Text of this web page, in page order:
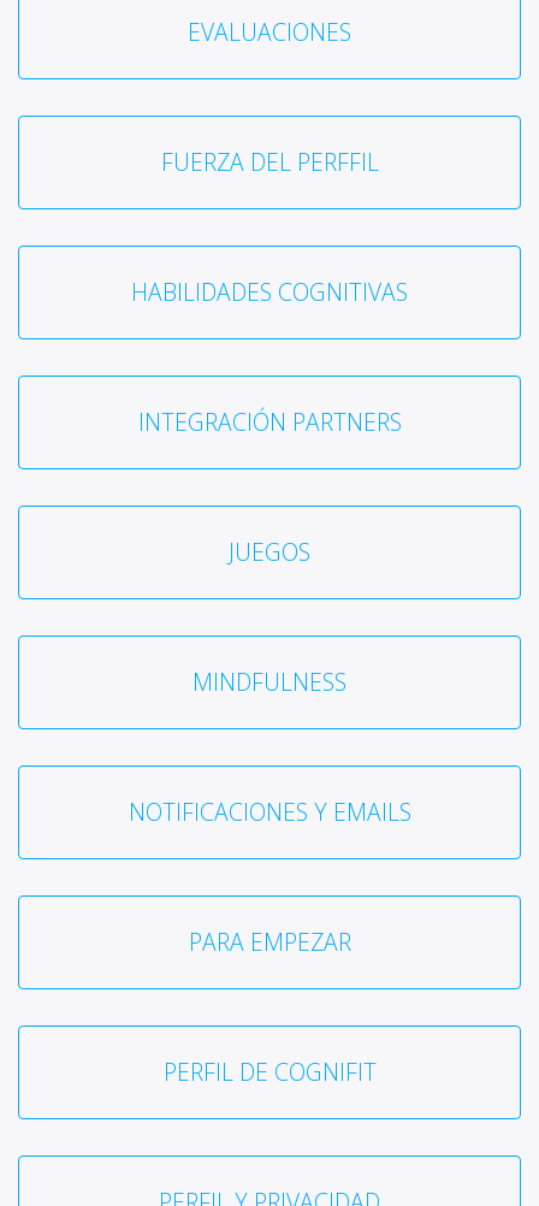
EVALUACIONES
FUERZA DEL PERFFIL
HABILIDADES COGNITIVAS
INTEGRACIÓN PARTNERS
JUEGOS
MINDFULNESS
NOTIFICACIONES Y EMAILS
PARA EMPEZAR
PERFIL DE COGNIFIT